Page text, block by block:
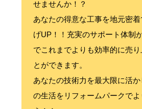
せませんか！？
あなたの得意な工事を地元密
げUP！！充実のサポート体制
でこれまでよりも効率的に売
とができます。
あなたの技術力を最大限に活
の生活をリフォームパークでよ